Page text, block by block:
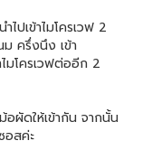
ปเข้าไมโครเวฟ 2
ครึ่งนึง เข้า
มโครเวฟต่ออีก 2
อผัดให้เข้ากัน จากนั้น
อสค่ะ